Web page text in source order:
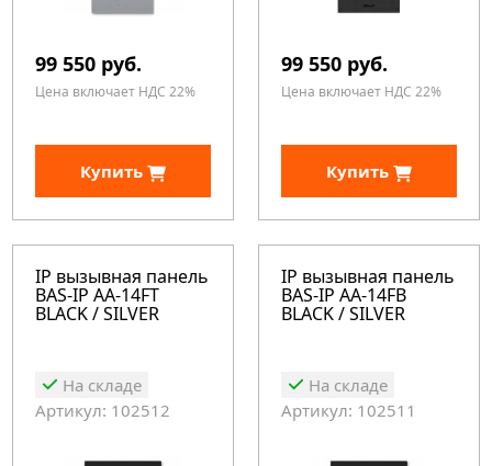
99 550 руб.
Цена включает НДС 22%
Купить
99 550 руб.
Цена включает НДС 22%
Купить
IP вызывная панель
BAS-IP AA-14FT
BLACK / SILVER
На складе
Артикул: 102512
IP вызывная панель
BAS-IP AA-14FB
BLACK / SILVER
На складе
Артикул: 102511